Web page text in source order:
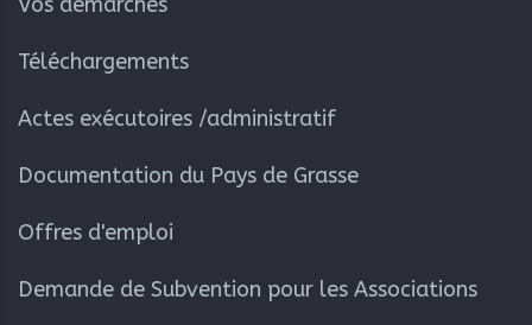
Téléchargements
Actes exécutoires /administratif
Documentation du Pays de Grasse
Offres d'emploi
Demande de Subvention pour les Associations